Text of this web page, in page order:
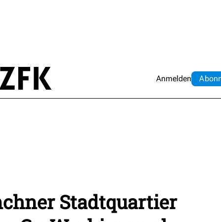
Anmelden Abo
Stadtquartier